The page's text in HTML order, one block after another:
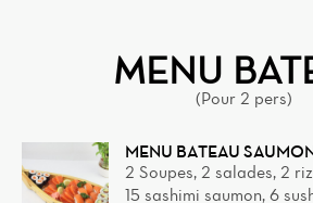
MENU
(Pour 2 pers)
MENU BATEAU
2 Soupes, 2 salades, 2 riz
15 sashimi saumon, 6